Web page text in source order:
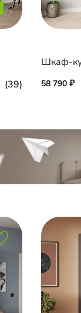
(39) 58 790